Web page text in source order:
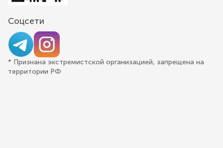
Соцсети
* Признана экстремистской организацией, запрещена на
территории РФ